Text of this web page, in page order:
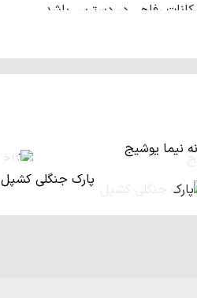
لسفیجان، عبداله آباد، بلویج و
نیما یوشیج
پارک جنگلی کشپل